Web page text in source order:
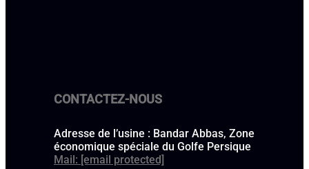
CONTACTEZ-NOUS
Adresse de l’usine : Bandar Abbas, Zone
économique spéciale du Golfe Persique
Mail: [email protected]